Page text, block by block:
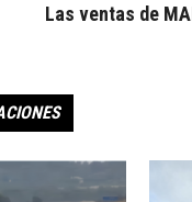
Las ventas de